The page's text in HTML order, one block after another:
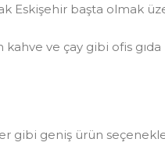
Eskişehir başta olmak
ve çay gibi ofis
gibi geniş ürün